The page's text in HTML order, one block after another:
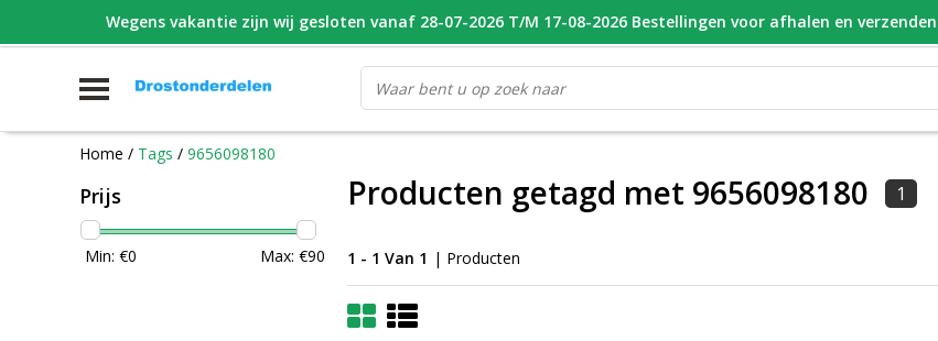
WHATSAPP FOTO VAN ONDERDEEL WAT U ZOEK VOOR 16.00 BESTELD, VANDAAG VERZONDEN
Home / Tags / 9656098180
Prijs
Min: €0 Max: €90
Producten getagd met 9656098180 1
1 - 1 Van 1 | Producten
Wegens vakantie zijn wij gesloten vanaf 28-07-2026 T/M 17-08-2026 Bestellingen voor afhalen en